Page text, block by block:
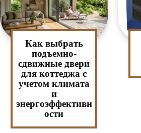
Как выбрать
подъемно-
сдвижные двери
для коттеджа с
учетом климата
и
энергоэффективн
ости